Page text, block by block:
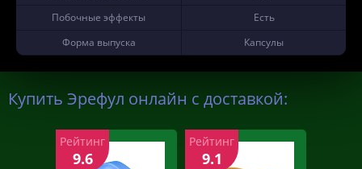
Побочные эффекты
Есть
Форма выпуска
Капсулы
Купить Эрефул онлайн с доставкой:
Рейтинг
9.6
Рейтинг
9.1